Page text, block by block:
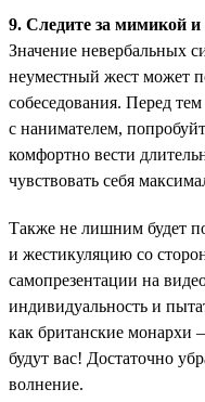
9. Следите за мимикой
Значение невербальных
неуместный жест может
собеседования. Перед
с нанимателем,
комфортно вести
чувствовать себя
Также не лишним будет
и жестикуляцию со
самопрезентации на
индивидуальность и
как британские монархи
будут вас! Достаточно
волнение.